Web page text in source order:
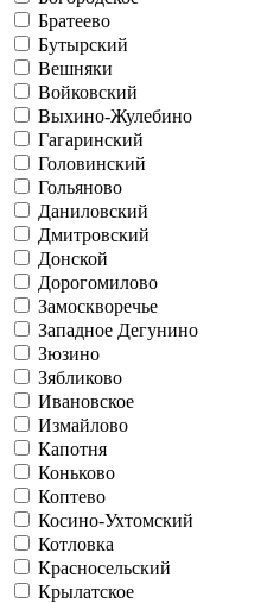
Братеево
Бутырский
Вешняки
Войковский
Выхино-Жулебино
Гагаринский
Головинский
Гольяново
Даниловский
Дмитровский
Донской
Дорогомилово
Замоскворечье
Западное Дегунино
Зюзино
Зябликово
Ивановское
Измайлово
Капотня
Коньково
Коптево
Косино-Ухтомский
Котловка
Красносельский
Крылатское